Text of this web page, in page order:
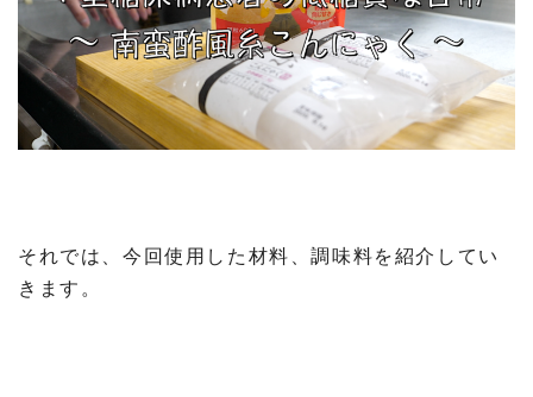
それでは、今回使用した材料、調味料を紹介してい
きます。